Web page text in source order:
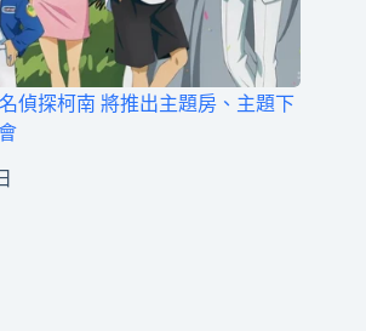
偵探柯南 將推出主題房、主題下